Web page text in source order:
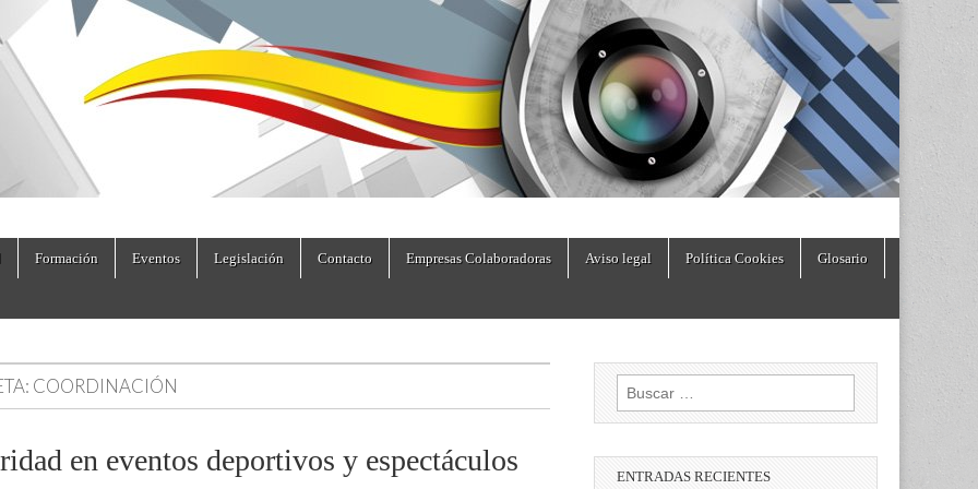
Formación Eventos Legislación Contacto Empresas Colaboradoras Aviso legal Política Cookies Glosario
COORDINACIÓN
en eventos deportivos y espectáculos
Buscar:
ENTRADAS RECIENTES